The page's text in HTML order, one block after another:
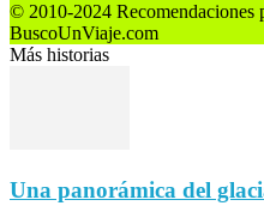
© 2010-2024 Recomendaciones
BuscoUnViaje.com
Más historias
Una panorámica del